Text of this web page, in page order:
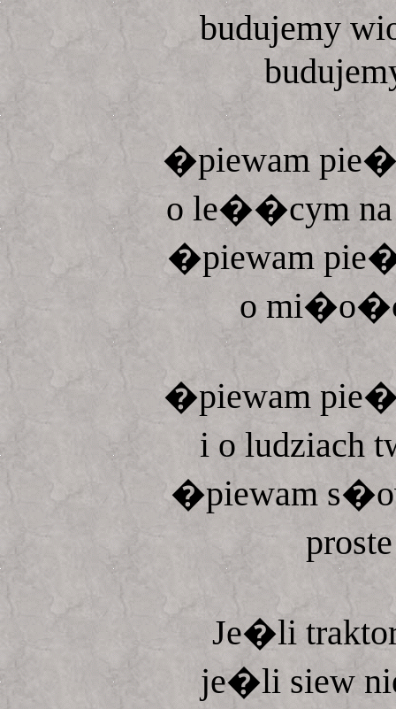
budujemy
�piewam
o le��cym na
�piewam
o
�piewam
i o ludziach
�piewam
Je�li
je�li siew